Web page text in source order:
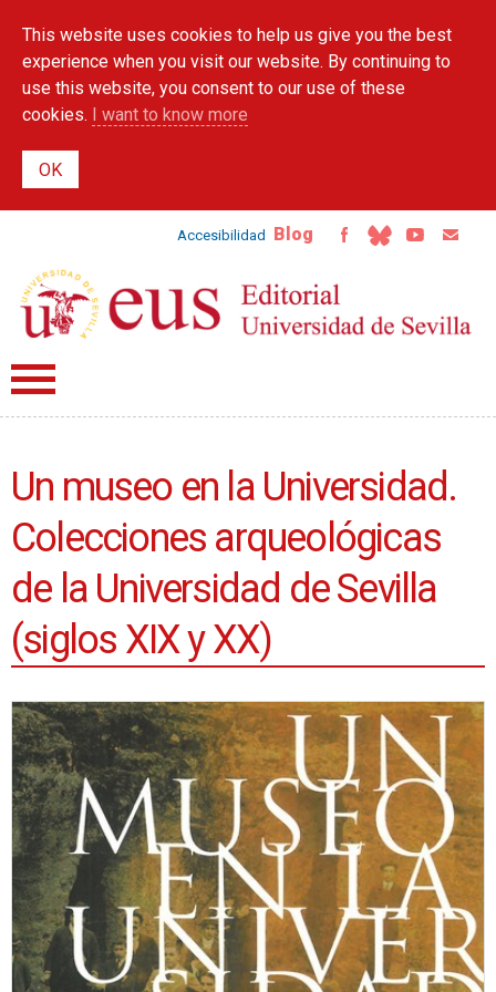
main
content
This website uses cookies to help us give you the best
experience when you visit our website. By continuing to
use this website, you consent to our use of these
cookies. I want to know more
Accesibilidad Blog
Un museo en la Universidad.
Colecciones arqueológicas
de la Universidad de Sevilla
(siglos XIX y XX)